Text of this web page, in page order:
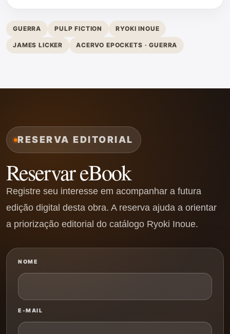
GUERRA PULP FICTION RYOKI INOUE
JAMES LICKER ACERVO EPOCKETS · GUERRA
RESERVA EDITORIAL
Reservar eBook
Registre seu interesse em acompanhar a futura
edição digital desta obra. A reserva ajuda a orientar
a priorização editorial do catálogo Ryoki Inoue.
NOME
E-MAIL